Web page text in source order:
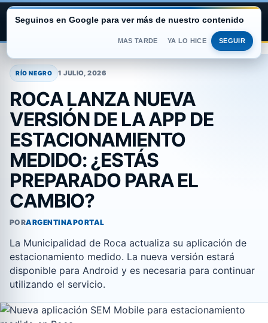
contenido
ARGENTINA PORTAL
RÍO NEGRO 1 JULIO, 2026
ROCA LANZA NUEVA
VERSIÓN DE LA APP DE
ESTACIONAMIENTO
MEDIDO: ¿ESTÁS
PREPARADO PARA EL
CAMBIO?
PORARGENTINAPORTAL
La Municipalidad de Roca actualiza su aplicación de
estacionamiento medido. La nueva versión estará
disponible para Android y es necesaria para continuar
utilizando el servicio.
Seguinos en Google para ver más de nuestro contenido
MAS TARDE YA LO HICE SEGUIR